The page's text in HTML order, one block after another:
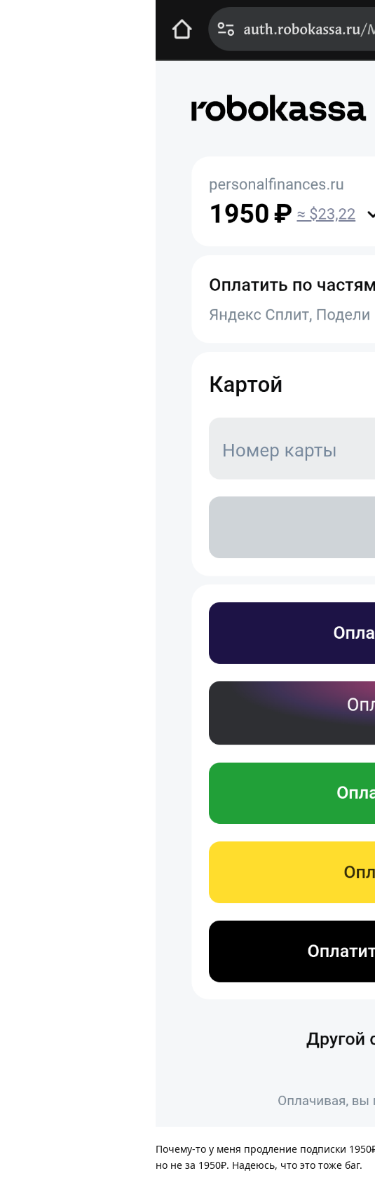
Почему-то у меня продление подписки
но не за 1950₽. Надеюсь, что это тоже баг.